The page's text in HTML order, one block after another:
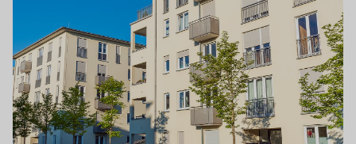
Plateformes
Fourniture d'énergie
Solutions diagnostics (4)
DPE/PPT
Le DPE et PPT sont obligatoires : mettez vos
copropriétés en conformité
Blog
Contact